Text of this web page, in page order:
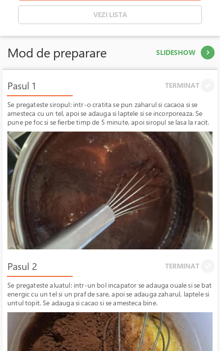
VEZI LISTA
Mod de preparare SLIDESHOW
Pasul 1 TERMINAT
Se pregateste siropul: intr-o cratita se pun zaharul si cacaoa si se
amesteca cu un tel, apoi se adauga si laptele si se incorporeaza. Se
pune pe foc si se fierbe timp de 5 minute, apoi siropul se lasa la racit.
Pasul 2 TERMINAT
Se pregateste aluatul: intr-un bol incapator se adauga ouale si se bat
energic cu un tel si un praf de sare, apoi se adauga zaharul, laptele si
untul topit. Se adauga si cacao si se amesteca bine.